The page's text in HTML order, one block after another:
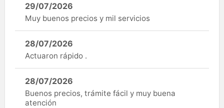
29/07/2026
Muy buenos precios y mil servicios
28/07/2026
Actuaron rápido .
28/07/2026
Buenos precios, trámite fácil y muy buena
atención